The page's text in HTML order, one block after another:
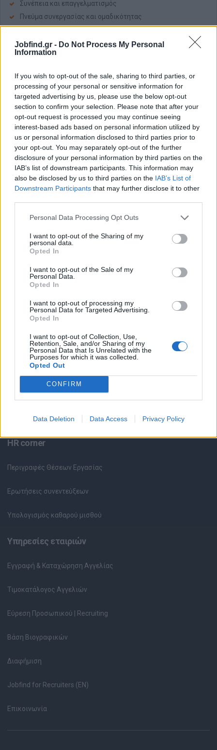
Jobfind.gr - Do Not Process My Personal
Information
If you wish to opt-out of the sale, sharing to third parties, or
processing of your personal or sensitive information for
targeted advertising by us, please use the below opt-out
section to confirm your selection. Please note that after your
opt-out request is processed you may continue seeing
interest-based ads based on personal information utilized by
us or personal information disclosed to third parties prior to
your opt-out. You may separately opt-out of the further
disclosure of your personal information by third parties on the
IAB’s list of downstream participants. This information may
also be disclosed by us to third parties on the IAB’s List of
Downstream Participants that may further disclose it to other
Personal Data Processing Opt Outs
I want to opt-out of the Sharing of my
personal data.
Opted In
I want to opt-out of the Sale of my
Personal Data.
Opted In
I want to opt-out of processing my
Personal Data for Targeted Advertising.
Opted In
I want to opt-out of Collection, Use,
Retention, Sale, and/or Sharing of my
Personal Data that Is Unrelated with the
Purposes for which it was collected.
Opted Out
CONFIRM
Data Deletion Data Access Privacy Policy
Συνέπεια και επαγγελματισμός
Πνεύμα συνεργασίας και ομαδικότητας
Παροχές
Διατροφή
Πλήρης απασχόληση
Θέσεις εργασίας
Όλες οι Θέσεις Εργασίας
Θέσεις Εργασίας ανά Εταιρεία
Κέντρο Βοήθειας
Υπηρεσίες υποψηφίων
Καταχώρηση Online Βιογραφικού
Συμβουλές Καριέρας
HR corner
Περιγραφές Θέσεων Εργασίας
Ερωτήσεις συνεντεύξεων
Υπολογισμός καθαρού μισθού
Υπηρεσίες εταιριών
Εγγραφή & Καταχώρηση Αγγελίας
Τιμοκατάλογος Αγγελιών
Εύρεση Προσωπικού | Recruiting
Βάση Βιογραφικών
Διαφήμιση
Jobfind for Recruiters (EN)
Επικοινωνία